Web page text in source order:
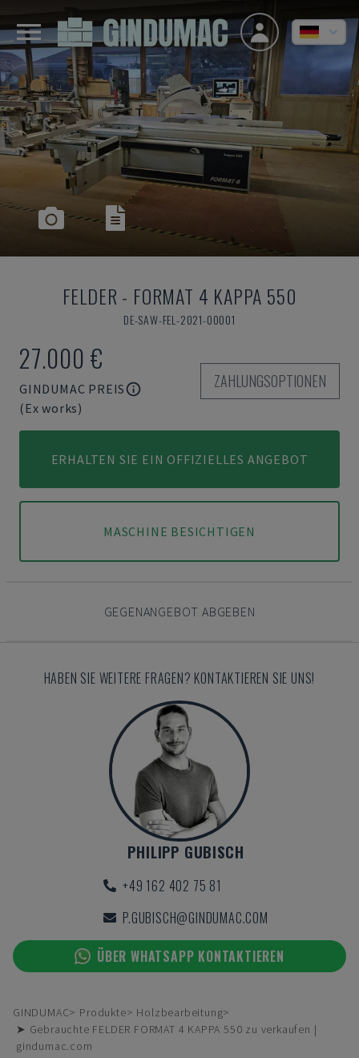
FELDER - FORMAT 4 KAPPA 550
DE-SAW-FEL-2021-00001
27.000 €
GINDUMAC PREIS
(Ex works)
ZAHLUNGSOPTIONEN
ERHALTEN SIE EIN OFFIZIELLES ANGEBOT
MASCHINE BESICHTIGEN
GEGENANGEBOT ABGEBEN
HABEN SIE WEITERE FRAGEN? KONTAKTIEREN SIE UNS!
PHILIPP GUBISCH
+49 162 402 75 81
P.GUBISCH@GINDUMAC.COM
ÜBER WHATSAPP KONTAKTIEREN
GINDUMAC Produkte
Holzbearbeitung
➤ Gebrauchte FELDER FORMAT 4 KAPPA 550 zu verkaufen |
gindumac.com